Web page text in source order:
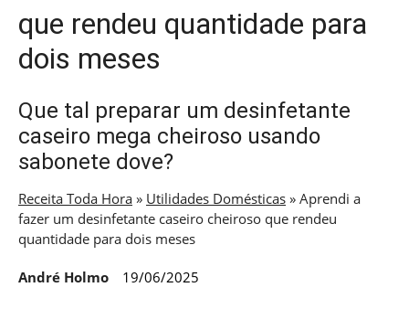
que rendeu quantidade para
dois meses
Que tal preparar um desinfetante
caseiro mega cheiroso usando
sabonete dove?
Receita Toda Hora » Utilidades Domésticas » Aprendi a
fazer um desinfetante caseiro cheiroso que rendeu
quantidade para dois meses
André Holmo 19/06/2025